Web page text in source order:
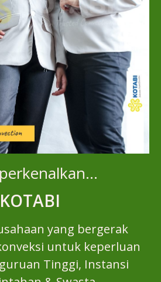
KOTABI
yang bergerak
untuk keperluan
Tinggi, Instansi